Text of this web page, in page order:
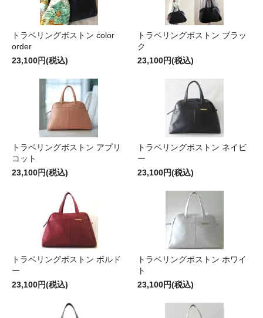
トラベリングボストン color
order
23,100円(税込)
トラベリングボストン ブラッ
ク
23,100円(税込)
トラベリングボストン アプリ
コット
23,100円(税込)
トラベリングボストン ネイビ
ー
23,100円(税込)
トラベリングボストン ボルド
ー
23,100円(税込)
トラベリングボストン ホワイ
ト
23,100円(税込)